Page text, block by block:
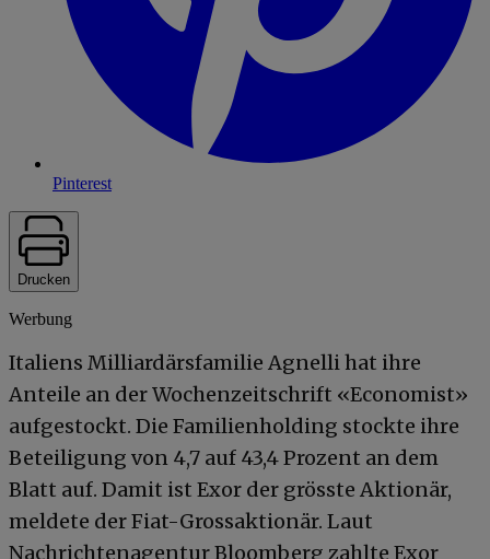
Pinterest
Drucken
Werbung
Italiens Milliardärsfamilie Agnelli hat ihre
Anteile an der Wochenzeitschrift «Economist»
aufgestockt. Die Familienholding stockte ihre
Beteiligung von 4,7 auf 43,4 Prozent an dem
Blatt auf. Damit ist Exor der grösste Aktionär,
meldete der Fiat-Grossaktionär. Laut
Nachrichtenagentur Bloomberg zahlte Exor